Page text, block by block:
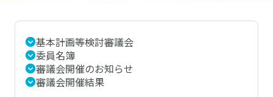
交通アクセス
よくあるお問い合わせ
基本計画等検討審議会
委員名簿
審議会開催のお知らせ
審議会開催結果